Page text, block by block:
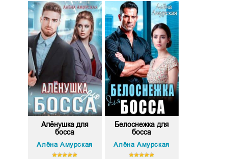
Алёнушка для
босса
Алёна Амурская
Белоснежка для
босса
Алёна Амурская